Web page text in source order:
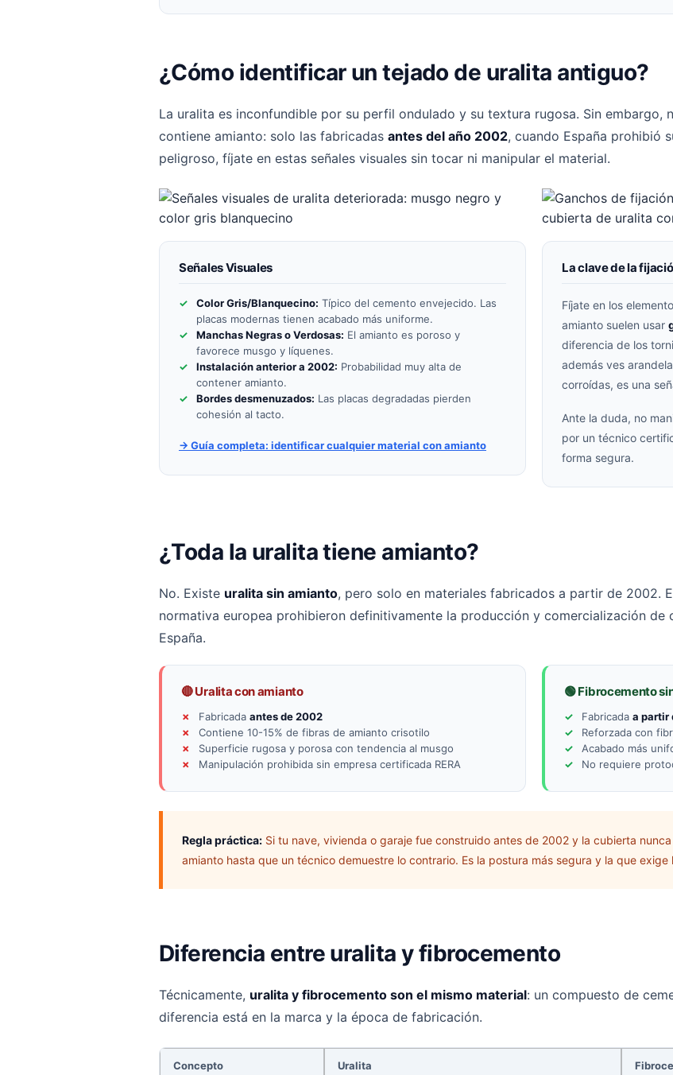
¿Cómo identificar un tejado de uralita antiguo?
La uralita es inconfundible por su perfil ondulado y su textura rugosa. Sin
contiene amianto: solo las fabricadas antes del año 2002, cuando España prohibió
peligroso, fíjate en estas señales visuales sin tocar ni manipular el material.
Señales Visuales
Color Gris/Blanquecino: Típico del cemento envejecido. Las
placas modernas tienen acabado más uniforme.
Manchas Negras o Verdosas: El amianto es poroso y
favorece musgo y líquenes.
Instalación anterior a 2002: Probabilidad muy alta de
contener amianto.
Bordes desmenuzados: Las placas degradadas pierden
cohesión al tacto.
→ Guía completa: identificar cualquier material con amianto
La clave de la
Fíjate en los
amianto suelen usar
diferencia de los
además ves
corroídas, es una
Ante la duda, no
por un técnico
forma segura.
¿Toda la uralita tiene amianto?
No. Existe uralita sin amianto, pero solo en materiales fabricados a partir de 2002.
normativa europea prohibieron definitivamente la producción y comercialización de
España.
🔴 Uralita con amianto
Fabricada antes de 2002
Contiene 10-15% de fibras de amianto crisotilo
Superficie rugosa y porosa con tendencia al musgo
Manipulación prohibida sin empresa certificada RERA
🟢 Fibrocemento
Fabricada a partir
Reforzada con
Acabado más
No requiere
Regla práctica: Si tu nave, vivienda o garaje fue construido antes de 2002 y la cubierta
amianto hasta que un técnico demuestre lo contrario. Es la postura más segura y la que exige
Diferencia entre uralita y fibrocemento
Técnicamente, uralita y fibrocemento son el mismo material: un compuesto de
diferencia está en la marca y la época de fabricación.
Concepto Uralita